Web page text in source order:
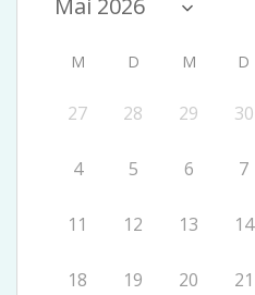
M D M D
27 28 29 30
4 5 6 7
11 12 13 14
18 19 20 21